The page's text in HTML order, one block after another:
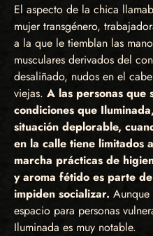
El aspecto de la chica
mujer transgénero,
a la que le tiemblan las
musculares derivados del
desaliñado, nudos en el
viejas. A las personas que
condiciones que
situación deplorable,
en la calle tiene limitados
marcha prácticas de
y aroma fétido es parte
impiden socializar. Aunque
espacio para personas
Iluminada es muy notable.